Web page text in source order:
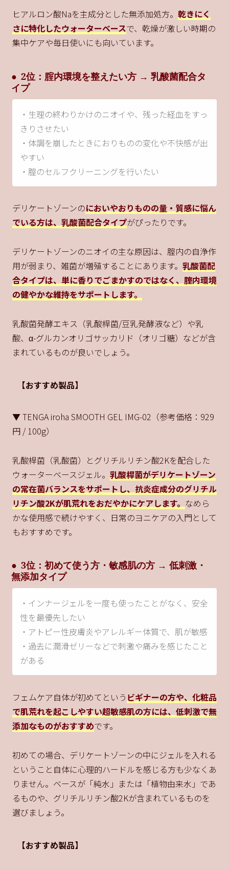
ヒアルロン酸Naを主成分とした無添加処方。 乾きにく
さに特化したウォーターベースで、乾燥が激しい時期の
集中ケアや毎日使いにも向いています。
2位：腟内環境を整えたい方 → 乳酸菌配合タ
イプ
・生理の終わりかけのニオイや、残った経血をすっ
きりさせたい
・体調を崩したときにおりものの変化や不快感が出
やすい
・腟のセルフクリーニングを行いたい
デリケートゾーンのにおいやおりものの量・質感に悩ん
でいる方は、乳酸菌配合タイプがぴったりです。
デリケートゾーンのニオイの主な原因は、腟内の自浄作
用が弱まり、雑菌が増殖することにあります。 乳酸菌配
合タイプは、単に香りでごまかすのではなく、腟内環境
の健やかな維持をサポートします。
乳酸菌発酵エキス（乳酸桿菌/豆乳発酵液など）や乳
酸、α-グルカンオリゴサッカリド（オリゴ糖）などが含
まれているものが良いでしょう。
【おすすめ製品】
▼ TENGA iroha SMOOTH GEL IMG-02（参考価格：929
円 / 100g）
乳酸桿菌（乳酸菌）とグリチルリチン酸2Kを配合した
ウォーターベースジェル。 乳酸桿菌がデリケートゾーン
の常在菌バランスをサポートし、抗炎症成分のグリチル
リチン酸2Kが肌荒れをおだやかにケアします。 なめら
かな使用感で続けやすく、日常のヨニケアの入門として
もおすすめです。
3位：初めて使う方・敏感肌の方 → 低刺激・
無添加タイプ
・インナージェルを一度も使ったことがなく、安全
性を最優先したい
・アトピー性皮膚炎やアレルギー体質で、肌が敏感
・過去に潤滑ゼリーなどで刺激や痛みを感じたこと
がある
フェムケア自体が初めてという ビギナーの方や、化粧品
で肌荒れを起こしやすい超敏感肌の方には、低刺激で無
添加なものがおすすめです。
初めての場合、デリケートゾーンの中にジェルを入れる
ということ自体に心理的ハードルを感じる方も少なくあ
りません。ベースが「純水」または「植物由来水」であ
るものや、グリチルリチン酸2Kが含まれているものを
選びましょう。
【おすすめ製品】